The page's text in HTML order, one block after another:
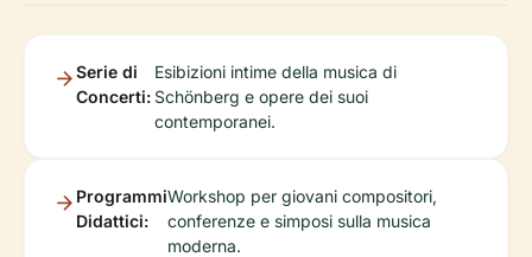
Serie di
Concerti:
Esibizioni intime della musica di
Schönberg e opere dei suoi
contemporanei.
Programmi
Didattici:
Workshop per giovani compositori,
conferenze e simposi sulla musica
moderna.